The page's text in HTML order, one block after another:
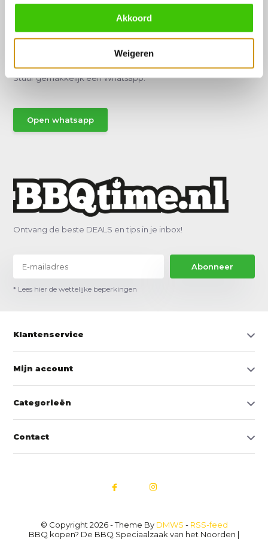
Akkoord
Weigeren
Hulp of advies nodig?
Stuur gemakkelijk een Whatsapp.
Open whatsapp
Ontvang de beste DEALS en tips in je inbox!
Abonneer
* Lees hier de wettelijke beperkingen
Klantenservice
Mijn account
Categorieën
Contact
© Copyright 2026 - Theme By DMWS - RSS-feed
BBQ kopen? De BBQ Speciaalzaak van het Noorden |